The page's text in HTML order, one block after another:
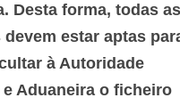
Desta forma, todas as
estar aptas
à Autoridade
Aduaneira o ficheiro